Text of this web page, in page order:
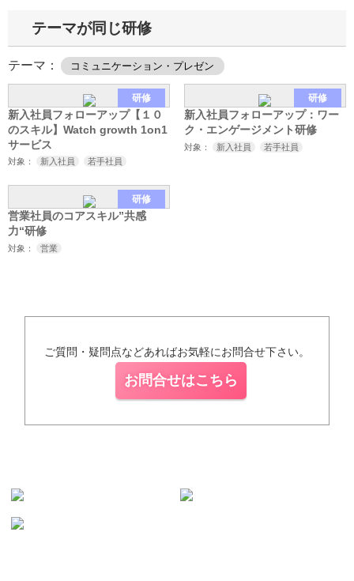
テーマが同じ研修
テーマ： コミュニケーション・プレゼン
研修
新入社員フォローアップ【１０
のスキル】Watch growth 1on1
サービス
対象： 新入社員 若手社員
研修
新入社員フォローアップ：ワー
ク・エンゲージメント研修
対象： 新入社員 若手社員
研修
営業社員のコアスキル”共感
力“研修
対象： 営業
ご質問・疑問点などあればお気軽にお問合せ下さい。
お問合せはこちら